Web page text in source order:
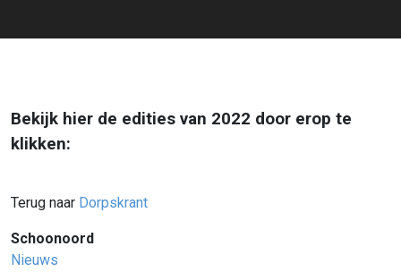
Bekijk hier de edities van 2022 door erop te
klikken:
Terug naar Dorpskrant
Schoonoord
Nieuws